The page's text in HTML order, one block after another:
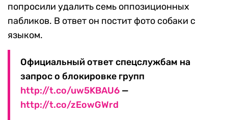
попросили удалить семь оппозиционных
пабликов. В ответ он постит фото собаки с
языком.
Официальный ответ спецслужбам на
запрос о блокировке групп
http://t.co/uw5KBAU6 —
http://t.co/zEowGWrd